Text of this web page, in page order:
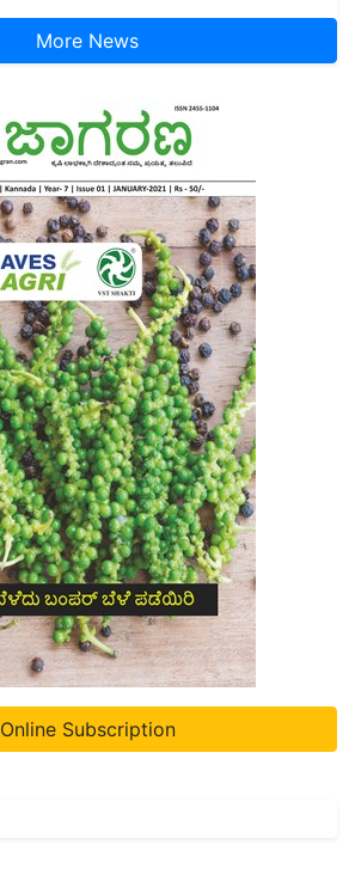
More News
Online Subscription